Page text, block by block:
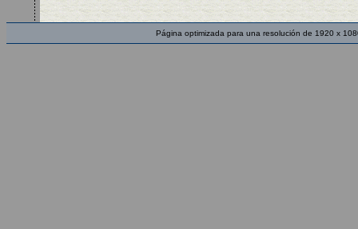
Página optimizada para una resolución de 1920 x